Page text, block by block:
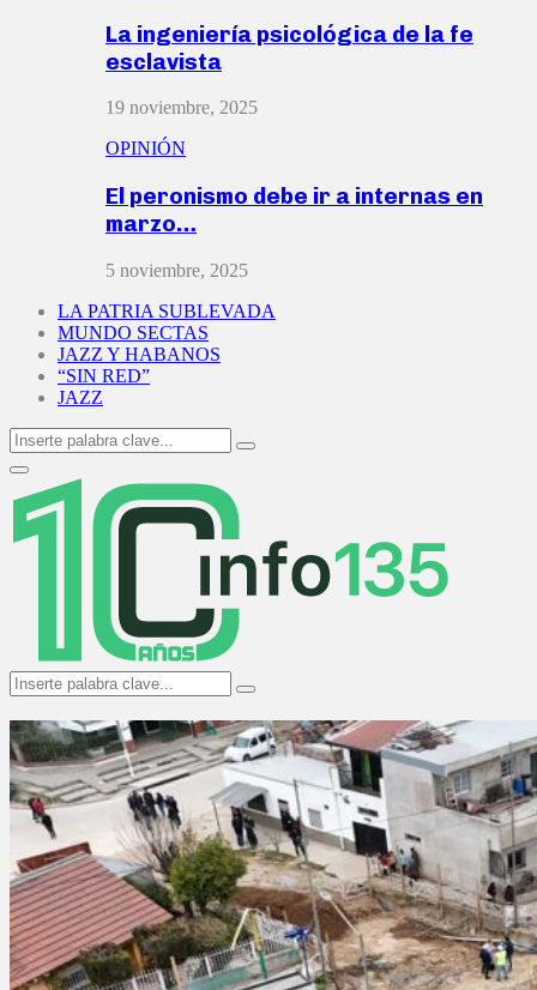
La ingeniería psicológica de la fe
esclavista
19 noviembre, 2025
OPINIÓN
El peronismo debe ir a internas en
marzo…
5 noviembre, 2025
LA PATRIA SUBLEVADA
MUNDO SECTAS
JAZZ Y HABANOS
“SIN RED”
JAZZ
Search
for:
Search
Primary
Menu
Search
for:
Search